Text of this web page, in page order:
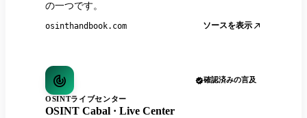
の一つです。
osinthandbook.com ソースを表示
確認済みの言及
OSINTライブセンター
OSINT Cabal · Live Center